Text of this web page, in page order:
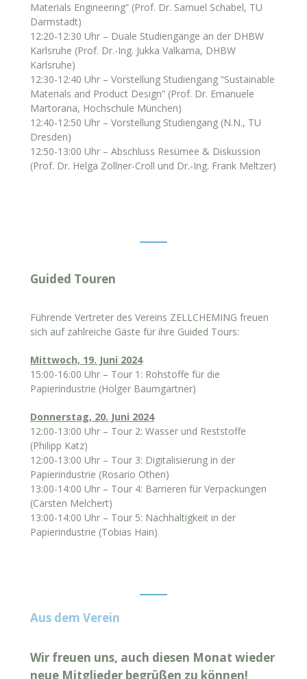
Materials Engineering“ (Prof. Dr. Samuel Schabel, TU
Darmstadt)
12:20-12:30 Uhr – Duale Studiengänge an der DHBW
Karlsruhe (Prof. Dr.-Ing. Jukka Valkama, DHBW
Karlsruhe)
12:30-12:40 Uhr – Vorstellung Studiengang “Sustainable
Materials and Product Design” (Prof. Dr. Emanuele
Martorana, Hochschule München)
12:40-12:50 Uhr – Vorstellung Studiengang (N.N., TU
Dresden)
12:50-13:00 Uhr – Abschluss Resümee & Diskussion
(Prof. Dr. Helga Zollner-Croll und Dr.-Ing. Frank Meltzer)
Guided Touren
Führende Vertreter des Vereins ZELLCHEMING freuen
sich auf zahlreiche Gäste für ihre Guided Tours:
Mittwoch, 19. Juni 2024
15:00-16:00 Uhr – Tour 1: Rohstoffe für die
Papierindustrie (Holger Baumgartner)
Donnerstag, 20. Juni 2024
12:00-13:00 Uhr – Tour 2: Wasser und Reststoffe
(Philipp Katz)
12:00-13:00 Uhr – Tour 3: Digitalisierung in der
Papierindustrie (Rosario Othen)
13:00-14:00 Uhr – Tour 4: Barrieren für Verpackungen
(Carsten Melchert)
13:00-14:00 Uhr – Tour 5: Nachhaltigkeit in der
Papierindustrie (Tobias Hain)
Aus dem Verein
Wir freuen uns, auch diesen Monat wieder
neue Mitglieder begrüßen zu können!